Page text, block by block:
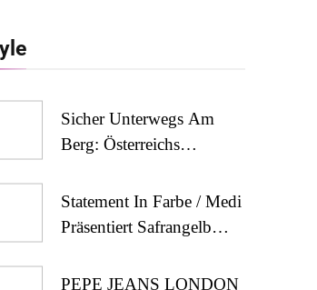
Sicher Unterwegs Am
Berg: Österreichs
Das Bewusstsein Für
Alpine Sicherheit
Statement In Farbe / Medi
Präsentiert Safrangelb
Medizinische
PEPE JEANS LONDON